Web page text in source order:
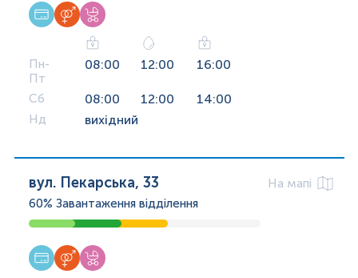
Пн-
Пт
08:00 12:00 16:00
Сб 08:00 12:00 14:00
Нд вихідний
вул. Пекарська, 33
На мапі
60% Завантаження відділення